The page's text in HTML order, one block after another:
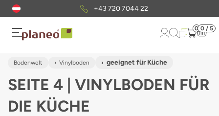
KostenloserMusterversand
0 0 / 5
Bodenwelt Vinylboden geeignet für Küche
SEITE 4 | VINYLBODEN FÜR
DIE KÜCHE